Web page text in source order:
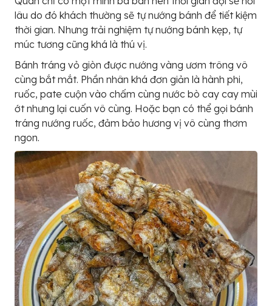
lâu do đó khách thường sẽ tự nướng bánh để tiết kiệm
thời gian. Nhưng trải nghiệm tự nướng bánh kẹp, tự
múc tương cũng khá là thú vị.
Bánh tráng vỏ giòn được nướng vàng ươm trông vô
cùng bắt mắt. Phần nhân khá đơn giản là hành phi,
ruốc, pate cuộn vào chấm cùng nước bò cay cay mùi
ớt nhưng lại cuốn vô cùng. Hoặc bạn có thể gọi bánh
tráng nướng ruốc, đảm bảo hương vị vô cùng thơm
ngon.